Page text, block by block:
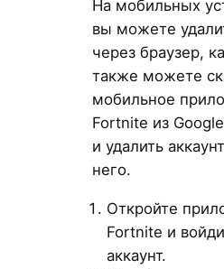
На мобильных
вы можете
через браузер,
также можете
мобильное
Fortnite из
и удалить
него.
Откройте
Fortnite и
аккаунт.